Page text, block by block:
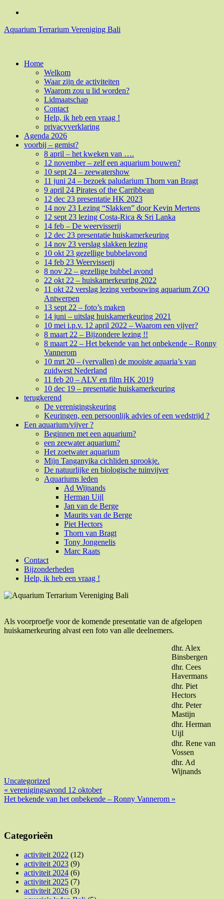
Naar
inhoud
Aquarium Terrarium Vereniging Bali
Home
Welkom
Waar zijn de activiteiten
Waarom zou u lid worden?
Lidmaatschap
Contact
Help, ik heb een vraag !
privacyverklaring
Agenda 2026
voorbij – gemist?
8 april – het kweken van ….
12 november – zelf een aquarium bouwen?
10 sept 24 – zeewatershow
11 juni 24 – bezoek paludarium Thorn van Bragt
9 april 24 Pirates of the Carribbean
12 dec 23 presentatie HK 2023
14 nov 23 Lezing “Slakken” door Kevin Mertens
12 sept 23 lezing Costa-Rica & Sri Lanka
14 feb – De weervisserij
12 dec 23 presentatie huiskamerkeuring
14 nov 23 verslag slakken lezing
10 okt 23 gezellige bubbelavond
14 feb 23 Weervisserij
8 nov 22 – gezellige bubbel avond
22 okt 22 – huiskamerkeuring 2022
11 okt 22 verslag lezing verbouwing aquarium ZOO
Antwerpen
13 sept 22 – foto’s maken
14 juni – uitslag huiskamerkeuring 2021
10 mei i.p.v. 12 april 2022 – Waarom een vijver?
8 maart 22 – Bijzondere lezing !!
8 maart 22 – Het bekende van het onbekende – Ronny
Vannerom
10 mrt 20 – (vervallen) de mooiste aquaria’s van
zuidwest Nederland
11 feb 20 – ALV en film HK 2019
10 dec 19 – presentatie huiskamerkeuring
terugkerend
De verenigingskeuring
Keuringen, een persoonlijk advies of een wedstrijd ?
Een aquarium/vijver ?
Beginnen met een aquarium?
een zeewater aquarium?
Het zoetwater aquarium
Mijn Tanganyika cichliden sprookje.
De natuurlijke en biologische tuinvijver
Aquariums leden
Ad Wijnands
Herman Uijl
Jan van de Berge
Maurits van de Berge
Piet Hectors
Thorn van Bragt
Tony Jongenelis
Marc Raats
Contact
Bijzonderheden
Help, ik heb een vraag !
Als voorproefje voor de komende presentatie van de afgelopen
huiskamerkeuring alvast een foto van alle deelnemers.
dhr. Alex
Binsbergen
dhr. Cees
Havermans
dhr. Piet
Hectors
dhr. Peter
Mastijn
dhr. Herman
Uijl
dhr. Rene van
Vossen
dhr. Ad
Wijnands
Uncategorized
Bericht
navigatie
« verenigingsavond 12 oktober
Het bekende van het onbekende – Ronny Vannerom »
Categorieën
activiteit 2022 (12)
activiteit 2023 (9)
activiteit 2024 (6)
activiteit 2025 (7)
activiteit 2026 (3)